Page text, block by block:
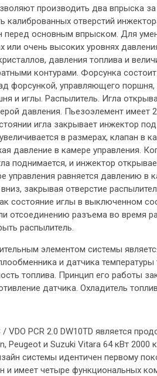
производить два впрыска
калиброванных отверстий
основным впрыском. Для
или очень высоких уровнях
давления топлива и
контурами. Форсунка состоит
форсункой, управляющего
и иглы. Распылитель. Игла
давления. Пьезоэлемент имеет
игла закрывает инжектор
в размерах, клапан в
давление в камере управления.
поднимается, и инжектор
управления равняется давлению в
закрывая отверстие
состояние иглы в выключенном
отсоединению разъема во время
распылитель.
элементом системы
и датчика
топлива. Принцип его работы
датчика. Охладитель
/ VDO PCR 2.0 DW10TD является
Peugeot и Suzuki Vitara 64 кВт
системы идентичен первому
и имеет четыре функциональных